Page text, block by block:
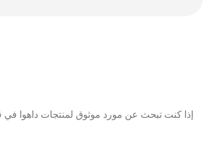
إذا كنت تبحث عن مورد موثوق لمنتجات داهوا في